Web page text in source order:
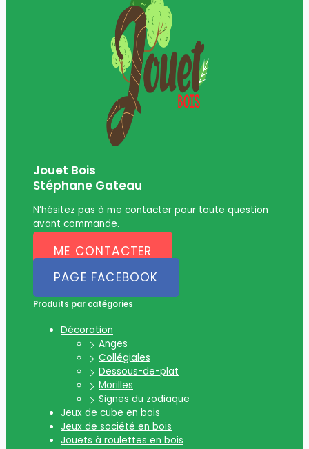
Jouet Bois
Stéphane Gateau
N’hésitez pas à me contacter pour toute question
avant commande.
ME CONTACTER
PAGE FACEBOOK
Produits par catégories
Décoration
Anges
Collégiales
Dessous-de-plat
Morilles
Signes du zodiaque
Jeux de cube en bois
Jeux de société en bois
Jouets à roulettes en bois